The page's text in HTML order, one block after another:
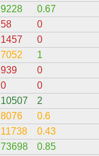
9228 0.67
58 0
1457 0
7052 1
939 0
0 0
10507 2
8076 0.6
11738 0.43
73698 0.85